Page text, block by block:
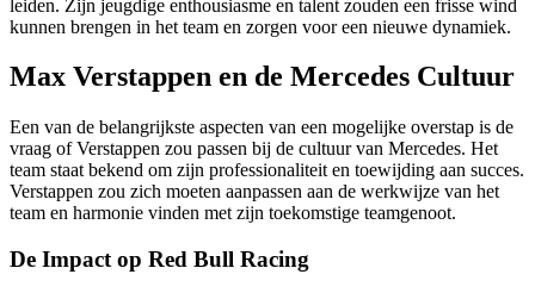
leiden. Zijn jeugdige enthousiasme en talent zouden een frisse wind
kunnen brengen in het team en zorgen voor een nieuwe dynamiek.
Max Verstappen en de Mercedes Cultuur
Een van de belangrijkste aspecten van een mogelijke overstap is de
vraag of Verstappen zou passen bij de cultuur van Mercedes. Het
team staat bekend om zijn professionaliteit en toewijding aan succes.
Verstappen zou zich moeten aanpassen aan de werkwijze van het
team en harmonie vinden met zijn toekomstige teamgenoot.
De Impact op Red Bull Racing